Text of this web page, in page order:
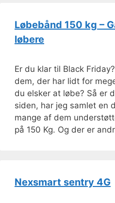
Løbebånd 150 kg –
løbere
Er du klar til Black
dem, der har lidt for
du elsker at løbe? Så er
siden, har jeg samlet en
mange af dem
på 150 Kg. Og der er
Nexsmart sentry 4G